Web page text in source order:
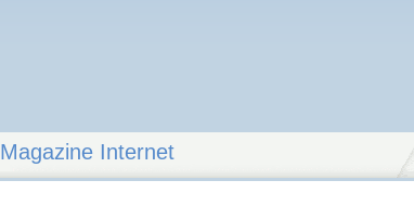
Magazine Internet